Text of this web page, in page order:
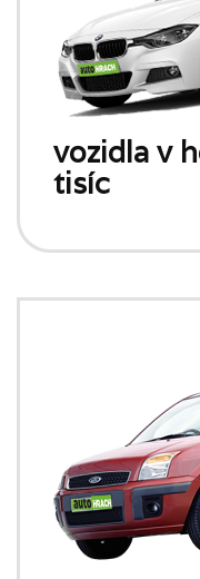
vozidla v
tisíc